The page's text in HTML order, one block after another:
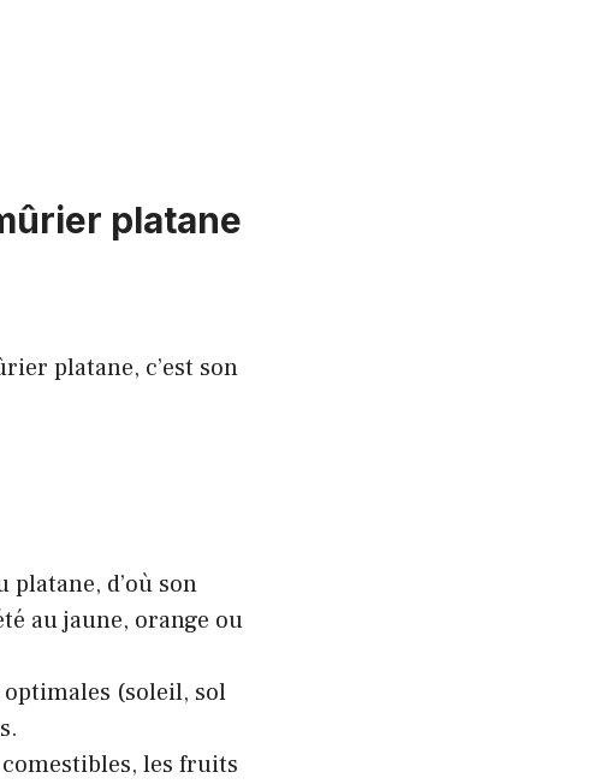
platane
platane, c’est son
d’où son
au jaune, orange ou
(soleil, sol
les fruits